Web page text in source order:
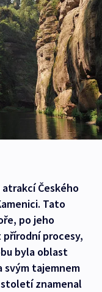
Českého
Tato
po jeho
procesy,
byla oblast
svým tajemnem
století znamenal